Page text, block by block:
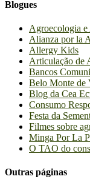
Blogues
Agroecologia
Alianza por la
Allergy Kids
Articulação de
Bancos
Belo Monte de
Blog da Cea
Consumo
Festa da
Filmes sobre
Minga Por La
O TAO do
Outras páginas